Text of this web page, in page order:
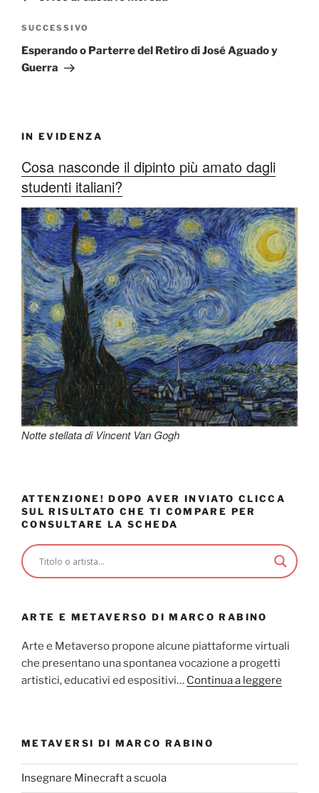
Articolo
successivo
SUCCESSIVO
Esperando o Parterre del Retiro di José Aguado y
Guerra
IN EVIDENZA
Cosa nasconde il dipinto più amato dagli
studenti italiani?
Notte stellata di Vincent Van Gogh
ATTENZIONE! DOPO AVER INVIATO CLICCA
SUL RISULTATO CHE TI COMPARE PER
CONSULTARE LA SCHEDA
ARTE E METAVERSO DI MARCO RABINO
Arte e Metaverso propone alcune piattaforme virtuali
che presentano una spontanea vocazione a progetti
artistici, educativi ed espositivi… Continua a leggere
METAVERSI DI MARCO RABINO
Insegnare Minecraft a scuola